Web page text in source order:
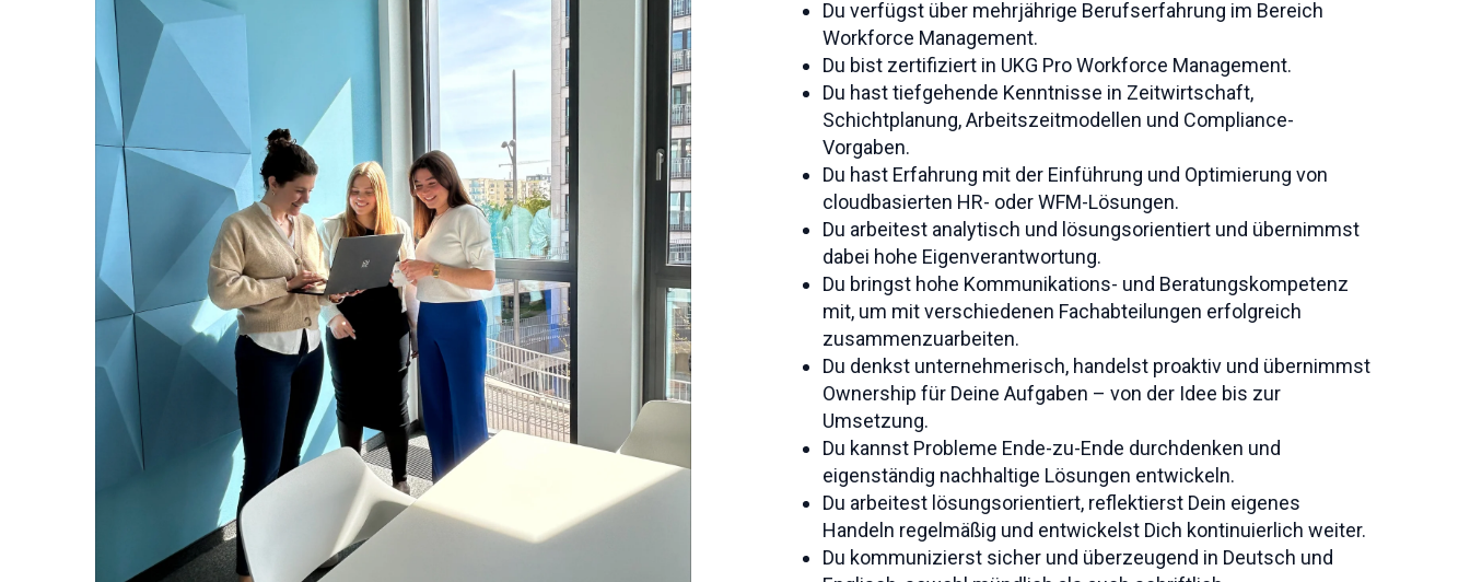
Du verfügst über mehrjährige Berufserfahrung im Bereich
Workforce Management.
Du bist zertifiziert in UKG Pro Workforce Management.
Du hast tiefgehende Kenntnisse in Zeitwirtschaft,
Schichtplanung, Arbeitszeitmodellen und Compliance-
Vorgaben.
Du hast Erfahrung mit der Einführung und Optimierung von
cloudbasierten HR- oder WFM-Lösungen.
Du arbeitest analytisch und lösungsorientiert und übernimmst
dabei hohe Eigenverantwortung.
Du bringst hohe Kommunikations- und Beratungskompetenz
mit, um mit verschiedenen Fachabteilungen erfolgreich
zusammenzuarbeiten.
Du denkst unternehmerisch, handelst proaktiv und übernimmst
Ownership für Deine Aufgaben – von der Idee bis zur
Umsetzung.
Du kannst Probleme Ende-zu-Ende durchdenken und
eigenständig nachhaltige Lösungen entwickeln.
Du arbeitest lösungsorientiert, reflektierst Dein eigenes
Handeln regelmäßig und entwickelst Dich kontinuierlich weiter.
Du kommunizierst sicher und überzeugend in Deutsch und